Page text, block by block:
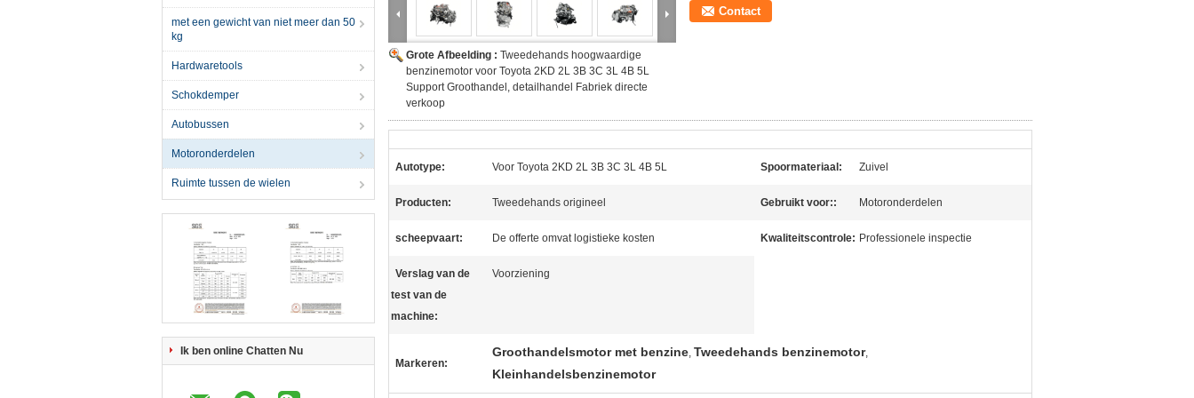
met een gewicht van niet meer dan 50
kg
Hardwaretools
Schokdemper
Autobussen
Motoronderdelen
Ruimte tussen de wielen
Ik ben online Chatten Nu
Grote Afbeelding : Tweedehands hoogwaardige
benzinemotor voor Toyota 2KD 2L 3B 3C 3L 4B 5L
Support Groothandel, detailhandel Fabriek directe
verkoop
Contact
Autotype: Voor Toyota 2KD 2L 3B 3C 3L 4B 5L Spoormateriaal: Zuivel
Producten: Tweedehands origineel Gebruikt voor:: Motoronderdelen
scheepvaart: De offerte omvat logistieke kosten Kwaliteitscontrole: Professionele inspectie
Verslag van de
test van de
machine:
Voorziening
Markeren:
Groothandelsmotor met benzine, Tweedehands benzinemotor,
Kleinhandelsbenzinemotor